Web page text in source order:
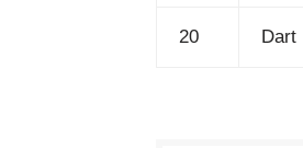
20 Dart